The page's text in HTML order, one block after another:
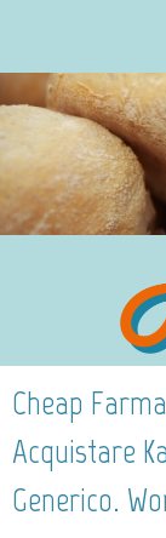
Cheap
Acquistare
Generico.